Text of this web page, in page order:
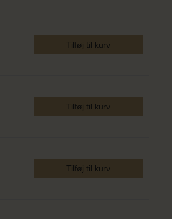
Tilføj til kurv
Tilføj til kurv
Tilføj til kurv